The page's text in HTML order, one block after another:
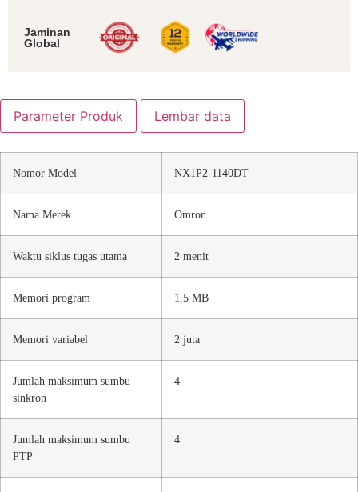
Jaminan
Global
Parameter Produk Lembar data
Nomor Model NX1P2-1140DT
Nama Merek Omron
Waktu siklus tugas utama 2 menit
Memori program 1,5 MB
Memori variabel 2 juta
Jumlah maksimum sumbu
sinkron
4
Jumlah maksimum sumbu
PTP
4